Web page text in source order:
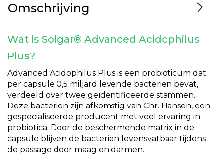
Omschrijving
Wat is Solgar® Advanced Acidophilus
Plus?
Advanced Acidophilus Plus is een probioticum dat
per capsule 0,5 miljard levende bacteriën bevat,
verdeeld over twee geïdentificeerde stammen.
Deze bacteriën zijn afkomstig van Chr. Hansen, een
gespecialiseerde producent met veel ervaring in
probiotica. Door de beschermende matrix in de
capsule blijven de bacteriën levensvatbaar tijdens
de passage door maag en darmen.